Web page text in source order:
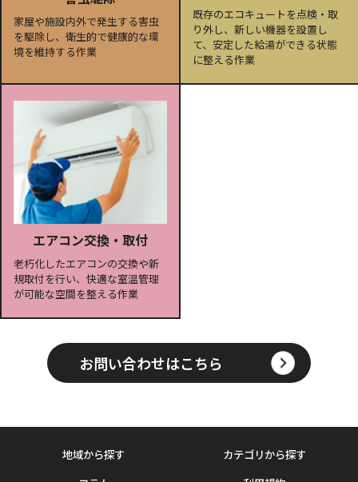
家屋や施設内外で発生する害虫
を駆除し、衛生的で健康的な環
境を維持する作業
既存のエコキュートを点検・取
り外し、新しい機器を設置し
て、安定した給湯ができる状態
に整える作業
エアコン交換・取付
老朽化したエアコンの交換や新
規取付を行い、快適な室温管理
が可能な空間を整える作業
お問い合わせはこちら
地域から探す
カテゴリから探す